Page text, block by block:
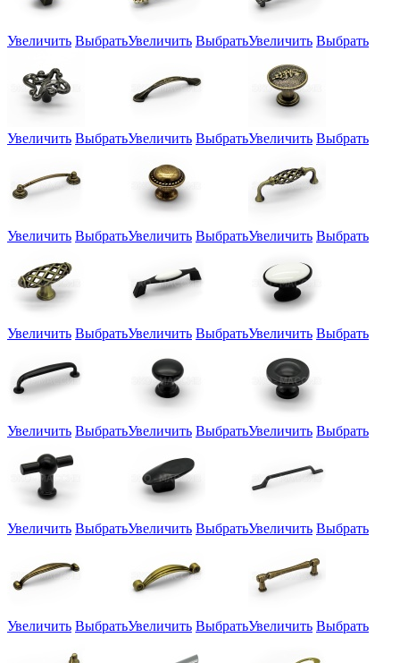
Увеличить ВыбратьУвеличить ВыбратьУвеличить Выбрать
Увеличить ВыбратьУвеличить ВыбратьУвеличить Выбрать
Увеличить ВыбратьУвеличить ВыбратьУвеличить Выбрать
Увеличить ВыбратьУвеличить ВыбратьУвеличить Выбрать
Увеличить ВыбратьУвеличить ВыбратьУвеличить Выбрать
Увеличить ВыбратьУвеличить ВыбратьУвеличить Выбрать
Увеличить ВыбратьУвеличить ВыбратьУвеличить Выбрать